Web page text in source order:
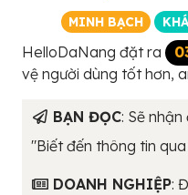
MINH BẠCH
HelloDaNang đặt ra
vệ người dùng tốt hơn,
BẠN ĐỌC: Sẽ
"Biết đến thông tin
DOANH NGHIỆP: